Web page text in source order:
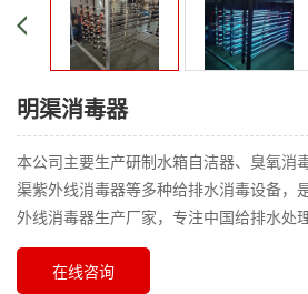
明渠消毒器
本公司主要生产研制水箱自洁器、臭氧消
渠紫外线消毒器等多种给排水消毒设备，
外线消毒器生产厂家，专注中国给排水处
在线咨询